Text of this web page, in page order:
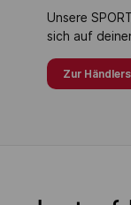
Unsere
sich auf
Zur